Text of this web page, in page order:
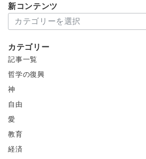
新コンテンツ
コ
テ
ン
ツ
カテゴリー
記事一覧
哲学の復興
神
自由
愛
教育
経済